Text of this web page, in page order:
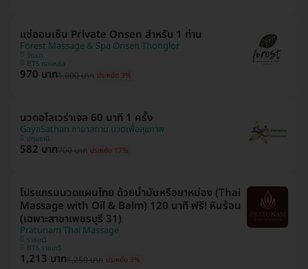
แช่ออนเซ็น Private Onsen สำหรับ 1 ท่าน
Forest Massage & Spa Onsen Thonglor
วัฒนา
BTS ทองหล่อ
970 บาท1,000 บาท ประหยัด 3%
นวดอโลเวร่าเจล 60 นาที 1 ครั้ง
GayaSathan กายาสถาน นวดเพื่อสุขภาพ
ปทุมธานี
582 บาท700 บาท ประหยัด 17%
โปรแกรมนวดแผนไทย ด้วยน้ำมันหรือยาหม่อง (Thai
Massage with Oil & Balm) 120 นาที ฟรี! หินร้อน
(เฉพาะสาขาเพชรบุรี 31)
Pratunam Thai Massage
ราชเทวี
BTS ราชเทวี
1,213 บาท1,250 บาท ประหยัด 3%